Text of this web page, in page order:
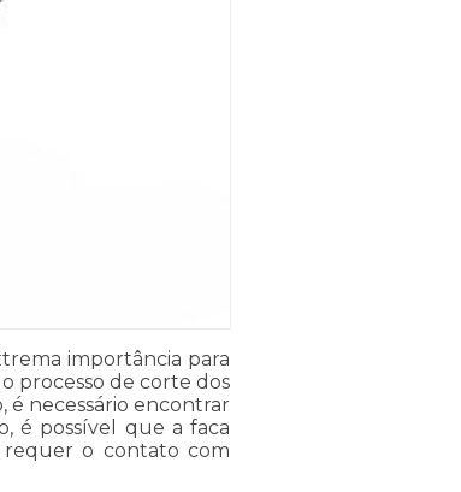
importância para
processo de corte dos
é necessário encontrar
é possível que a faca
o contato com